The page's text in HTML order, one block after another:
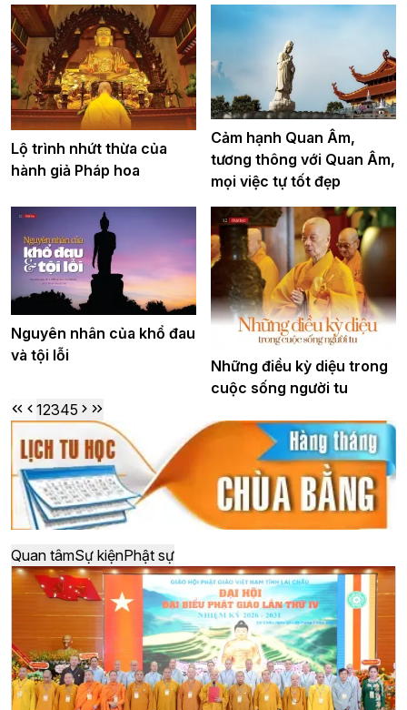
Lộ trình nhứt thừa của
hành giả Pháp hoa
Cảm hạnh Quan Âm,
tương thông với Quan Âm,
mọi việc tự tốt đẹp
Nguyên nhân của khổ đau
và tội lỗi
Những điều kỳ diệu trong
cuộc sống người tu
12345
Quan tâmSự kiệnPhật sự